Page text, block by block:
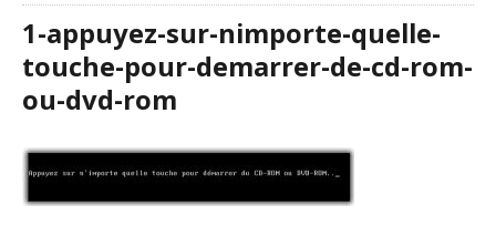
1-appuyez-sur-nimporte-quelle-
touche-pour-demarrer-de-cd-rom-
ou-dvd-rom